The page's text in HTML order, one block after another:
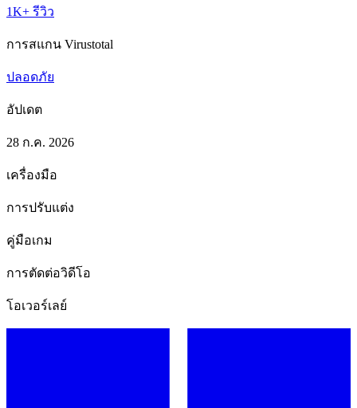
1K+ รีวิว
การสแกน Virustotal
ปลอดภัย
อัปเดต
28 ก.ค. 2026
เครื่องมือ
การปรับแต่ง
คู่มือเกม
การตัดต่อวิดีโอ
โอเวอร์เลย์